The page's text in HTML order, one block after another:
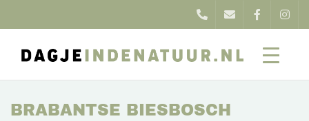
BRABANTSE BIESBOSCH